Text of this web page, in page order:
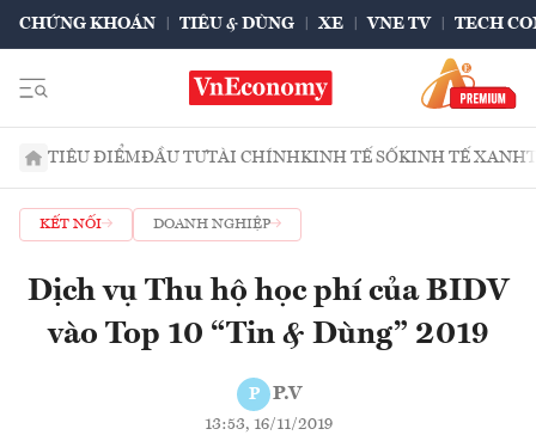
CHỨNG KHOÁN TIÊU & DÙNG XE VNE TV TECH
TIÊU ĐIỂMĐẦU TƯTÀI CHÍNHKINH TẾ SỐKINH TẾ XANH
KẾT NỐI DOANH NGHIỆP
Dịch vụ Thu hộ học phí của BIDV
vào Top 10 “Tin & Dùng” 2019
P P.V
13:53, 16/11/2019